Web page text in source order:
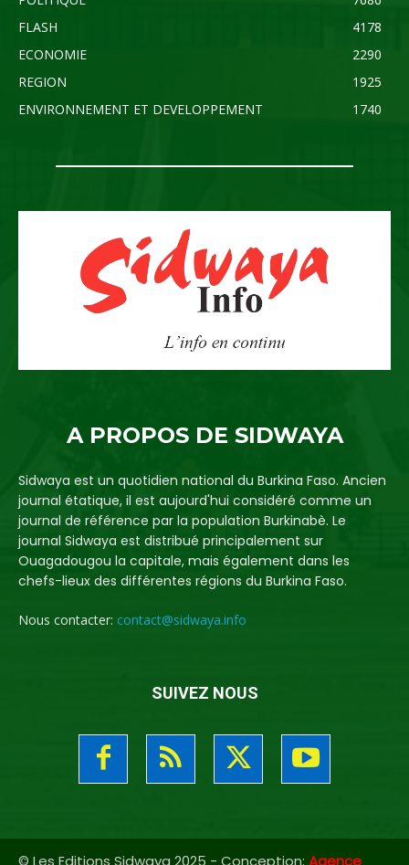
FLASH
4178
ECONOMIE
2290
REGION
1925
ENVIRONNEMENT ET DEVELOPPEMENT
1740
A PROPOS DE SIDWAYA
Sidwaya est un quotidien national du Burkina Faso. Ancien
journal étatique, il est aujourd'hui considéré comme un
journal de référence par la population Burkinabè. Le
journal Sidwaya est distribué principalement sur
Ouagadougou la capitale, mais également dans les
chefs-lieux des différentes régions du Burkina Faso.
Nous contacter: contact@sidwaya.info
SUIVEZ NOUS
© Les Editions Sidwaya 2025 - Conception: Agence